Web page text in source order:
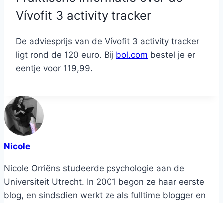
Vívofit 3 activity tracker
De adviesprijs van de Vívofit 3 activity tracker
ligt rond de 120 euro. Bij bol.com bestel je er
eentje voor 119,99.
Nicole
Nicole Orriëns studeerde psychologie aan de
Universiteit Utrecht. In 2001 begon ze haar eerste
blog, en sindsdien werkt ze als fulltime blogger en